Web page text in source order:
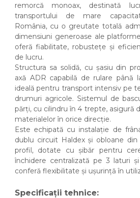
remorcă monoax, destinată
transportului de mare
România, cu o greutate totală
dimensiuni generoase ale
oferă fiabilitate, robustețe și
de lucru.
Structura sa solidă, cu șasiu din
axă ADR capabilă de rulare
ideală pentru transport intensiv pe
drumuri agricole. Sistemul de
părți, cu cilindru în 4 trepte, asigură
materialelor în orice direcție.
Este echipată cu instalație de
dublu circuit Haldex și obloane
profil, dotate cu șibăr pentru
închidere centralizată pe 3 laturi
conferă flexibilitate și ușurință în
Specificații tehnice: